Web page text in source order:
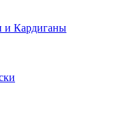
и Кардиганы